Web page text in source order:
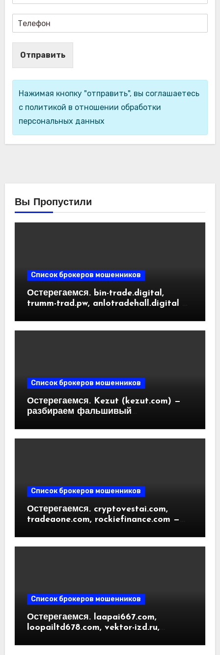
Отправить
Нажимая кнопку "отправить", вы соглашаетесь
с политикой в отношении обработки
персональных данных
Вы Пропустили
Список брокеров мошенников
Остерегаемся. bin-trade.digital,
trumm-trad.pw, anlotradehall.digital —
криптобирж. Как вернуть деньги.
Список брокеров мошенников
Остерегаемся. Kezut (kezut.com) —
разбираем фальшивый
вернуть деньги. Отзывы
Список брокеров мошенников
Остерегаемся. cryptovestai.com,
tradeaone.com, rockiefinance.com —
трейдинга. Отзывы пользователей
Список брокеров мошенников
Остерегаемся. laapai667.com,
loopailtd678.com, vektor-izd.ru,